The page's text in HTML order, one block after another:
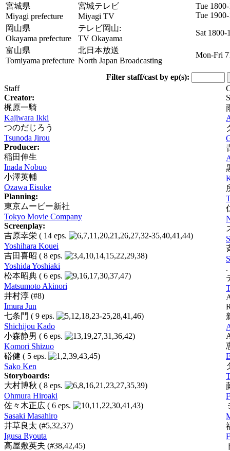
宮城県
Miyagi prefecture
宮城テレビ
Miyagi TV
Tue
Tue
岡山県
Okayama prefecture
テレビ岡山:
TV Okayama
Sat 1800-
富山県
Tomiyama prefecture
北日本放送
North Japan Broadcasting
Mon-Fri
Filter staff/cast by ep(s):
Staff
Creator:
梶原一騎
Kajiwara Ikki
つのだじろう
Tsunoda Jirou
Producer:
稲田伸生
Inada Nobuo
小澤英輔
Ozawa Eisuke
Planning:
東京ムービー新社
Tokyo Movie Company
Screenplay:
吉原幸栄 ( 14 eps.
)
Yoshihara Kouei
吉田喜昭 ( 8 eps.
)
Yoshida Yoshiaki
松本昭典 ( 6 eps.
)
Matsumoto Akinori
井村淳 (#8)
Imura Jun
七条門 ( 9 eps.
)
Shichijou Kado
小森静男 ( 6 eps.
)
Komori Shizuo
硲健 ( 5 eps.
)
Sako Ken
Storyboards:
大村博秋 ( 8 eps.
)
Ohmura Hiroaki
佐々木正広 ( 6 eps.
)
Sasaki Masahiro
井草良太 (#5,32,37)
Igusa Ryouta
高屋敷英夫 (#38,42,45)
.